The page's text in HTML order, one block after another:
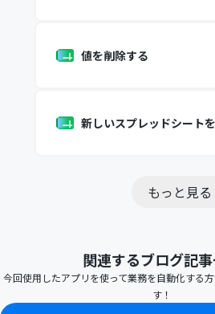
値を削除する
新しいスプレッドシート
もっと見る
関連するブログ記
今回使用したアプリを使って業務を自動化する
す！